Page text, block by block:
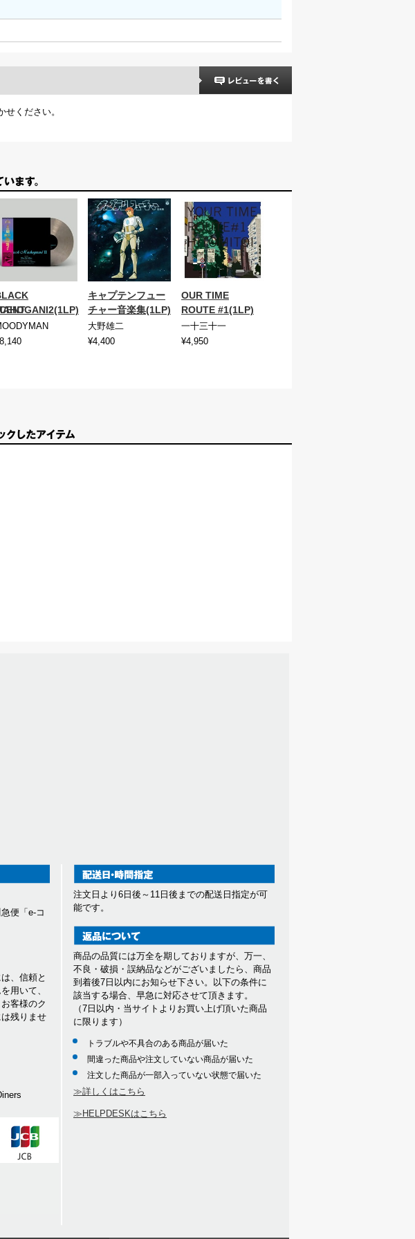
ください。
キャプテンフュー
チャー音楽集(1LP)
大野雄二
¥4,400
OUR TIME
ROUTE #1(1LP)
一十三十一
¥4,950
便「e-コ
、信頼と
用いて、
客様のク
残りませ
注文日より6日後～11日後までの配送日指定が可
能です。
商品の品質には万全を期しておりますが、万一、
不良・破損・誤納品などがございましたら、商品
到着後7日以内にお知らせ下さい。以下の条件に
該当する場合、早急に対応させて頂きます。
（7日以内・当サイトよりお買い上げ頂いた商品
に限ります）
トラブルや不具合のある商品が届いた
間違った商品や注文していない商品が届いた
注文した商品が一部入っていない状態で届いた
≫詳しくはこちら
≫HELPDESKはこちら